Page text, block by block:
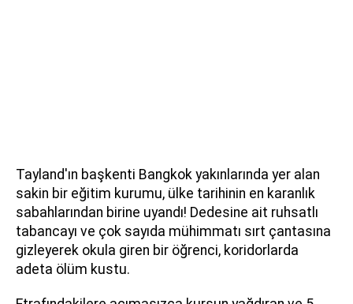
Tayland'ın başkenti Bangkok yakınlarında yer alan
sakin bir eğitim kurumu, ülke tarihinin en karanlık
sabahlarından birine uyandı! Dedesine ait ruhsatlı
tabancayı ve çok sayıda mühimmatı sırt çantasına
gizleyerek okula giren bir öğrenci, koridorlarda
adeta ölüm kustu.